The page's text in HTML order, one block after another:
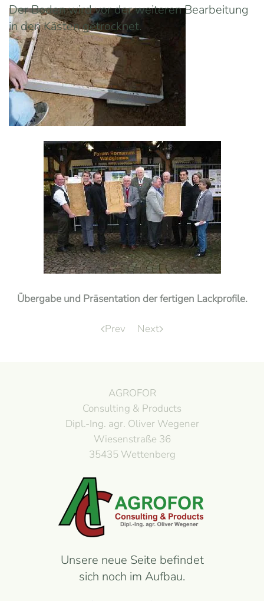
Der Boden wird vor der weiteren Bearbeitung
in den Kästen getrocknet.
Übergabe und Präsentation der fertigen Lackprofile.
Prev Next
AGROFOR
Consulting & Products
Dipl.-Ing. agr. Oliver Wegener
Wiesenstraße 36
35435 Wettenberg
Unsere neue Seite befindet
sich noch im Aufbau.